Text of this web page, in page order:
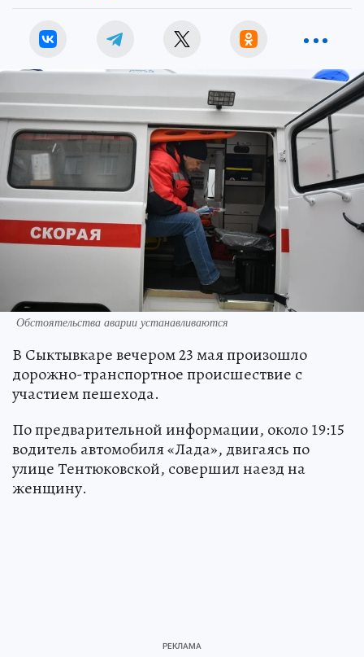
Обстоятельства аварии устанавливаются
В Сыктывкаре вечером 23 мая произошло
дорожно-транспортное происшествие с
участием пешехода.
По предварительной информации, около 19:15
водитель автомобиля «Лада», двигаясь по
улице Тентюковской, совершил наезд на
женщину.